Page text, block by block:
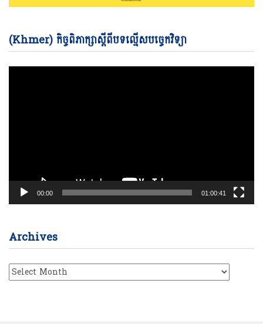
(Khmer) កិច្ចពិភាក្សាស្តីពីបទល្មើសបច្ចេកវិទ្យា
00:00 01:00:41
Archives
Archives